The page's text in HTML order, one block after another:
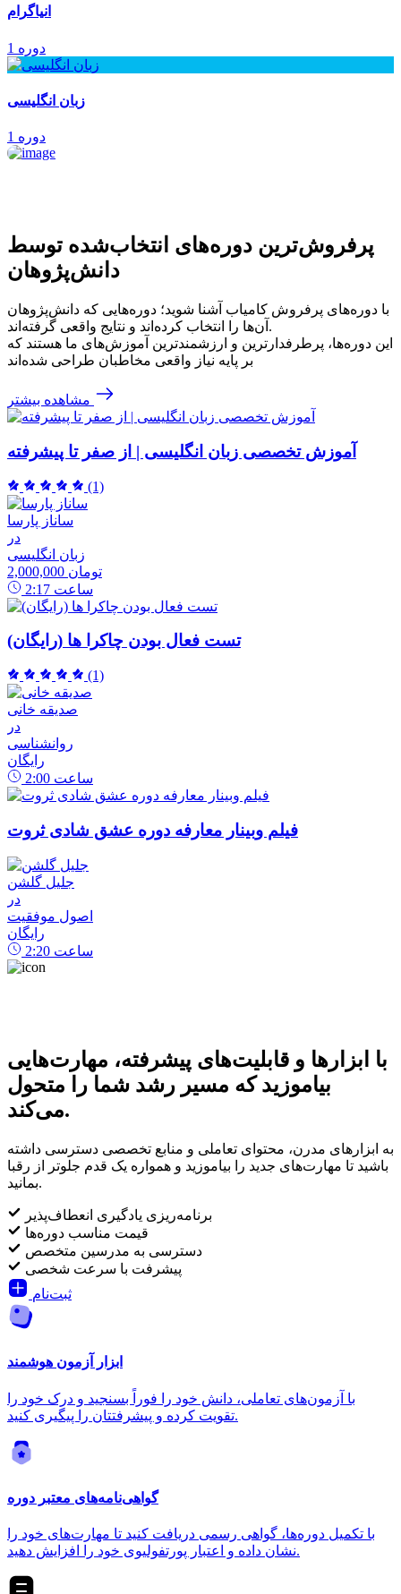
انیاگرام
1 دوره
زبان انگلیسی
1 دوره
پرفروش‌ترین‌ دوره‌های انتخاب‌شده توسط
دانش‌پژوهان
با دوره‌های پرفروش کامیاب آشنا شوید؛ دوره‌هایی که دانش‌پژوهان
آن‌ها را انتخاب کرده‌اند و نتایج واقعی گرفته‌اند.
این دوره‌ها، پرطرفدارترین و ارزشمندترین آموزش‌های ما هستند که
بر پایه نیاز واقعی مخاطبان طراحی شده‌اند
مشاهده بیشتر
آموزش تخصصی زبان انگلیسی | از صفر تا پیشرفته
(1)
ساناز پارسا
در
زبان انگلیسی
2,000,000 تومان
2:17 ساعت
تست فعال بودن چاکرا ها (رایگان)
(1)
صدیقه خانی
در
روانشناسی
رایگان
2:00 ساعت
فیلم وبینار معارفه دوره عشق شادی ثروت
جلیل گلشن
در
اصول موفقیت
رایگان
2:20 ساعت
با ابزارها و قابلیت‌های پیشرفته، مهارت‌هایی
بیاموزید که مسیر رشد شما را متحول
می‌کند.
به ابزارهای مدرن، محتوای تعاملی و منابع تخصصی دسترسی داشته
باشید تا مهارت‌های جدید را بیاموزید و همواره یک قدم جلوتر از رقبا
بمانید.
برنامه‌ریزی یادگیری انعطاف‌پذیر
قیمت مناسب دوره‌ها
دسترسی به مدرسین متخصص
پیشرفت با سرعت شخصی
ثبت‌نام
ابزار آزمون هوشمند
با آزمون‌های تعاملی، دانش خود را فوراً بسنجید و درک خود را
تقویت کرده و پیشرفتتان را پیگیری کنید.
گواهی‌نامه‌های معتبر دوره
با تکمیل دوره‌ها، گواهی رسمی دریافت کنید تا مهارت‌های خود را
نشان داده و اعتبار پورتفولیوی خود را افزایش دهید.